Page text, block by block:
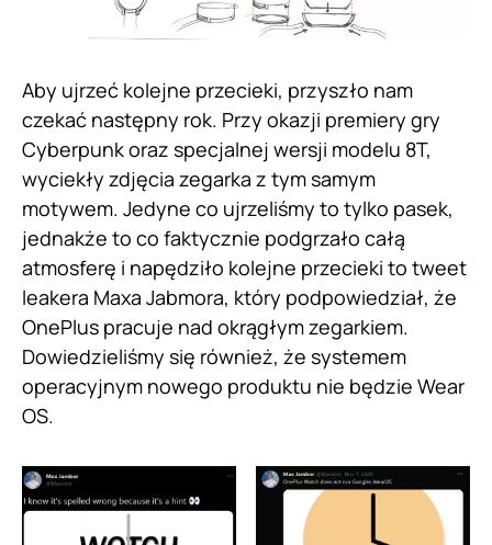
Aby ujrzeć kolejne przecieki, przyszło nam
czekać następny rok. Przy okazji premiery gry
Cyberpunk oraz specjalnej wersji modelu 8T,
wyciekły zdjęcia zegarka z tym samym
motywem. Jedyne co ujrzeliśmy to tylko pasek,
jednakże to co faktycznie podgrzało całą
atmosferę i napędziło kolejne przecieki to tweet
leakera Maxa Jabmora, który podpowiedział, że
OnePlus pracuje nad okrągłym zegarkiem.
Dowiedzieliśmy się również, że systemem
operacyjnym nowego produktu nie będzie Wear
OS.